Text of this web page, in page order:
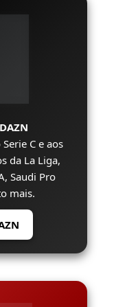
C e aos
da La Liga,
Saudi Pro
mais.